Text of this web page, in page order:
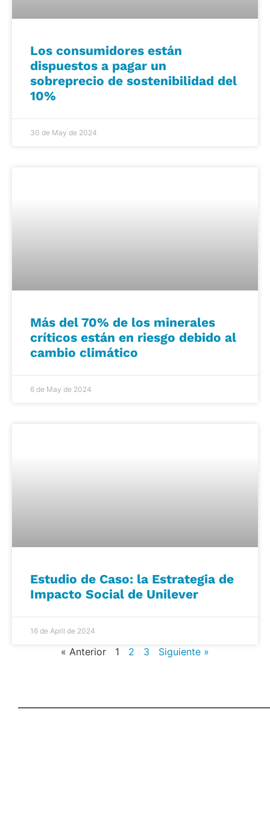
Los consumidores están
dispuestos a pagar un
sobreprecio de sostenibilidad del
10%
30 de May de 2024
Más del 70% de los minerales
críticos están en riesgo debido al
cambio climático
6 de May de 2024
Estudio de Caso: la Estrategia de
Impacto Social de Unilever
16 de April de 2024
« Anterior 1 2 3 Siguiente »